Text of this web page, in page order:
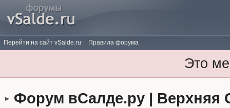
Перейти на сайт vSalde.ru Правила форума
Это
Форум вСалде.ру | Верхняя